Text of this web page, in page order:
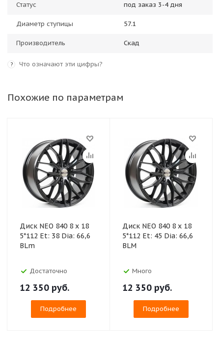
Статус под заказ 3-4 дня
Диаметр ступицы 57.1
Производитель Скад
? Что означают эти цифры?
Похожие по параметрам
Диск NEO 840 8 x 18
5*112 Et: 38 Dia: 66,6
BLm
Достаточно
12 350 руб.
Подробнее
Диск NEO 840 8 x 18
5*112 Et: 45 Dia: 66,6
BLM
Много
12 350 руб.
Подробнее